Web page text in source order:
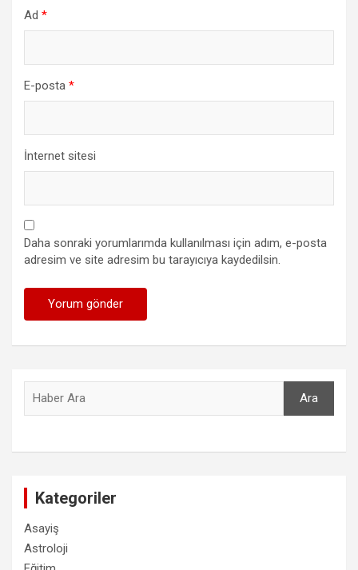
Ad *
E-posta *
İnternet sitesi
Daha sonraki yorumlarımda kullanılması için adım, e-posta
adresim ve site adresim bu tarayıcıya kaydedilsin.
Ara
Kategoriler
Asayiş
Astroloji